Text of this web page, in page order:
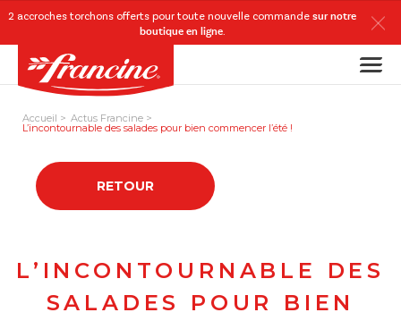
2 accroches torchons offerts pour toute nouvelle commande sur notre
boutique en ligne.
Accueil Actus Francine
L’incontournable des salades pour bien commencer l’été !
RETOUR
L’INCONTOURNABLE DES
SALADES POUR BIEN